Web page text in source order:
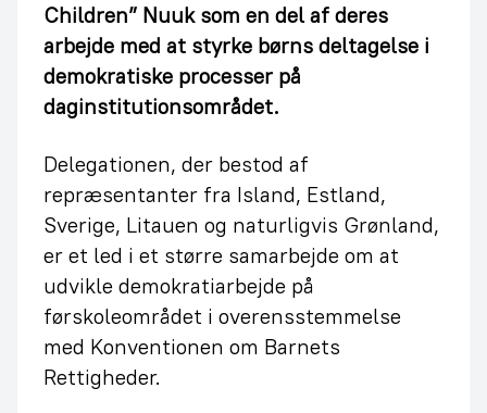
Children” Nuuk som en del af deres
arbejde med at styrke børns deltagelse i
demokratiske processer på
daginstitutionsområdet.
Delegationen, der bestod af
repræsentanter fra Island, Estland,
Sverige, Litauen og naturligvis Grønland,
er et led i et større samarbejde om at
udvikle demokratiarbejde på
førskoleområdet i overensstemmelse
med Konventionen om Barnets
Rettigheder.